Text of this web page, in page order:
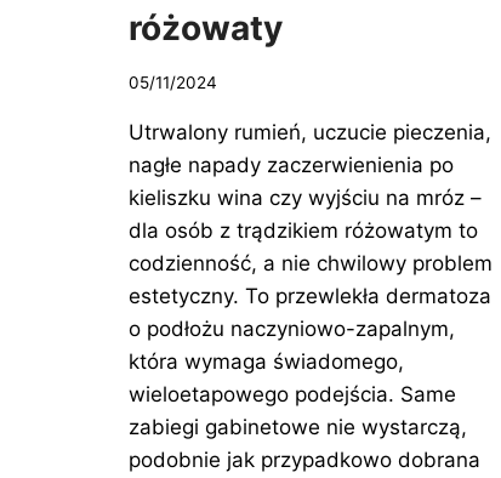
różowaty
05/11/2024
Utrwalony rumień, uczucie pieczenia,
nagłe napady zaczerwienienia po
kieliszku wina czy wyjściu na mróz –
dla osób z trądzikiem różowatym to
codzienność, a nie chwilowy problem
estetyczny. To przewlekła dermatoza
o podłożu naczyniowo-zapalnym,
która wymaga świadomego,
wieloetapowego podejścia. Same
zabiegi gabinetowe nie wystarczą,
podobnie jak przypadkowo dobrana